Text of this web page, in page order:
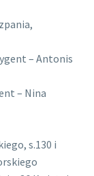
– Antonis
– Nina
s.130 i